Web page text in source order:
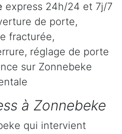
express 24h/24 et 7j/7
de porte,
fracturée,
réglage de porte
sur Zonnebeke
à Zonnebeke
qui intervient